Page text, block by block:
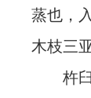
蒸也，
木枝三
杵臼